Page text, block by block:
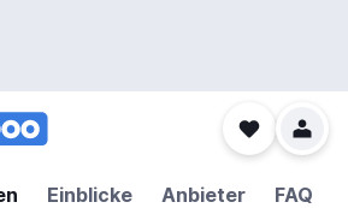
Einblicke Anbieter FAQ